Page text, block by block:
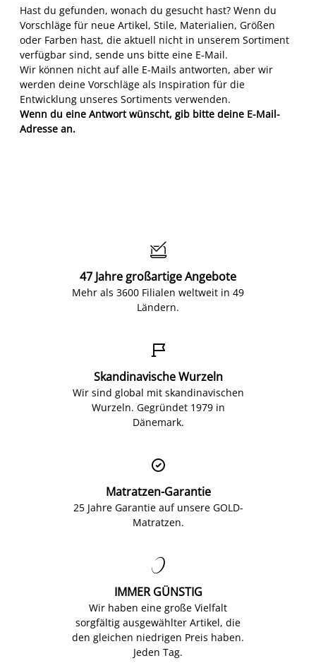
Hast du gefunden, wonach du gesucht hast? Wenn du
Vorschläge für neue Artikel, Stile, Materialien, Größen
oder Farben hast, die aktuell nicht in unserem Sortiment
verfügbar sind, sende uns bitte eine E-Mail.
Wir können nicht auf alle E-Mails antworten, aber wir
werden deine Vorschläge als Inspiration für die
Entwicklung unseres Sortiments verwenden.
Wenn du eine Antwort wünscht, gib bitte deine E-Mail-
Adresse an.

47 Jahre großartige Angebote
Mehr als 3600 Filialen weltweit in 49
Ländern.

Skandinavische Wurzeln
Wir sind global mit skandinavischen
Wurzeln. Gegründet 1979 in
Dänemark.

Matratzen-Garantie
25 Jahre Garantie auf unsere GOLD-
Matratzen.

IMMER GÜNSTIG
Wir haben eine große Vielfalt
sorgfältig ausgewählter Artikel, die
den gleichen niedrigen Preis haben.
Jeden Tag.